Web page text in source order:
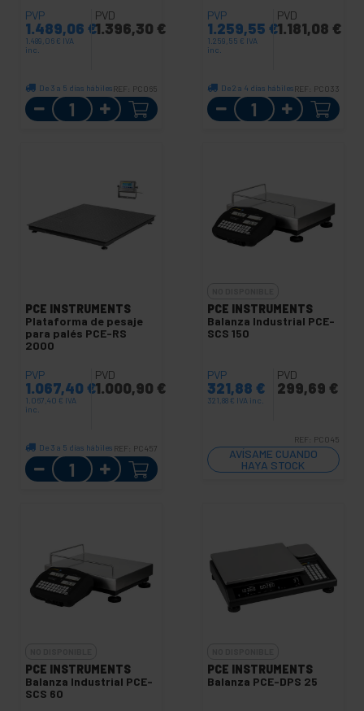
PVP
1.489,06 €
1.489,06 € IVA
inc.
PVD
1.396,30 €
De 3 a 5 días hábilesREF: PC065
Cantidad
PVP
1.259,55 €
1.259,55 € IVA
inc.
PVD
1.181,08 €
De 2 a 4 días hábilesREF: PC033
Cantidad
PCE INSTRUMENTS
Plataforma de pesaje
para palés PCE-RS
2000
PVP
1.067,40 €
1.067,40 € IVA
inc.
PVD
1.000,90 €
De 3 a 5 días hábiles REF: PC457
Cantidad
PCE INSTRUMENTS
Balanza Industrial PCE-
SCS 150
PVP
321,88 €
321,88 € IVA inc.
PVD
299,69 €
REF: PC045
AVÍSAME CUANDO
HAYA STOCK
PCE INSTRUMENTS
Balanza Industrial PCE-
SCS 60
PCE INSTRUMENTS
Balanza PCE-DPS 25